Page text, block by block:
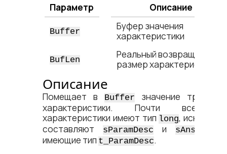
Параметр Описание
Buffer
Буфер значения
характеристики
BufLen
Реальный возвращаемый
размер характеристики
Описание
Помещает в Buffer
значение
характеристики. Почти все
характеристики имеют тип long,
составляют
sParamDesc и
имеющие тип t_ParamDesc.